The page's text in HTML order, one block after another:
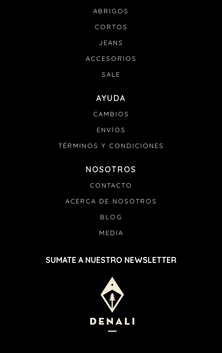
ABRIGOS
CORTOS
JEANS
ACCESORIOS
SALE
AYUDA
CAMBIOS
ENVÍOS
TÉRMINOS Y CONDICIONES
NOSOTROS
CONTACTO
ACERCA DE NOSOTROS
BLOG
MEDIA
SUMATE A NUESTRO NEWSLETTER